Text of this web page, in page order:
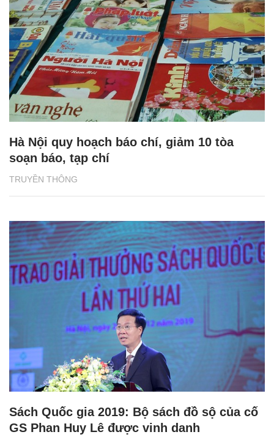
TRUYỀN THÔNG
Hà Nội quy hoạch báo chí, giảm 10 tòa
soạn báo, tạp chí
Sách Quốc gia 2019: Bộ sách đồ sộ của cố
GS Phan Huy Lê được vinh danh